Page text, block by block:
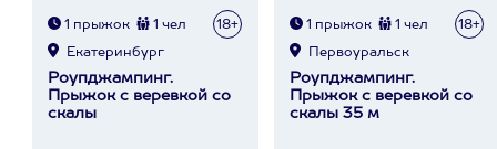
1 прыжок 1 чел 18+
Екатеринбург
Роупджампинг.
Прыжок с веревкой со
скалы
1 прыжок 1 чел 18+
Первоуральск
Роупджампинг.
Прыжок с веревкой со
скалы 35 м